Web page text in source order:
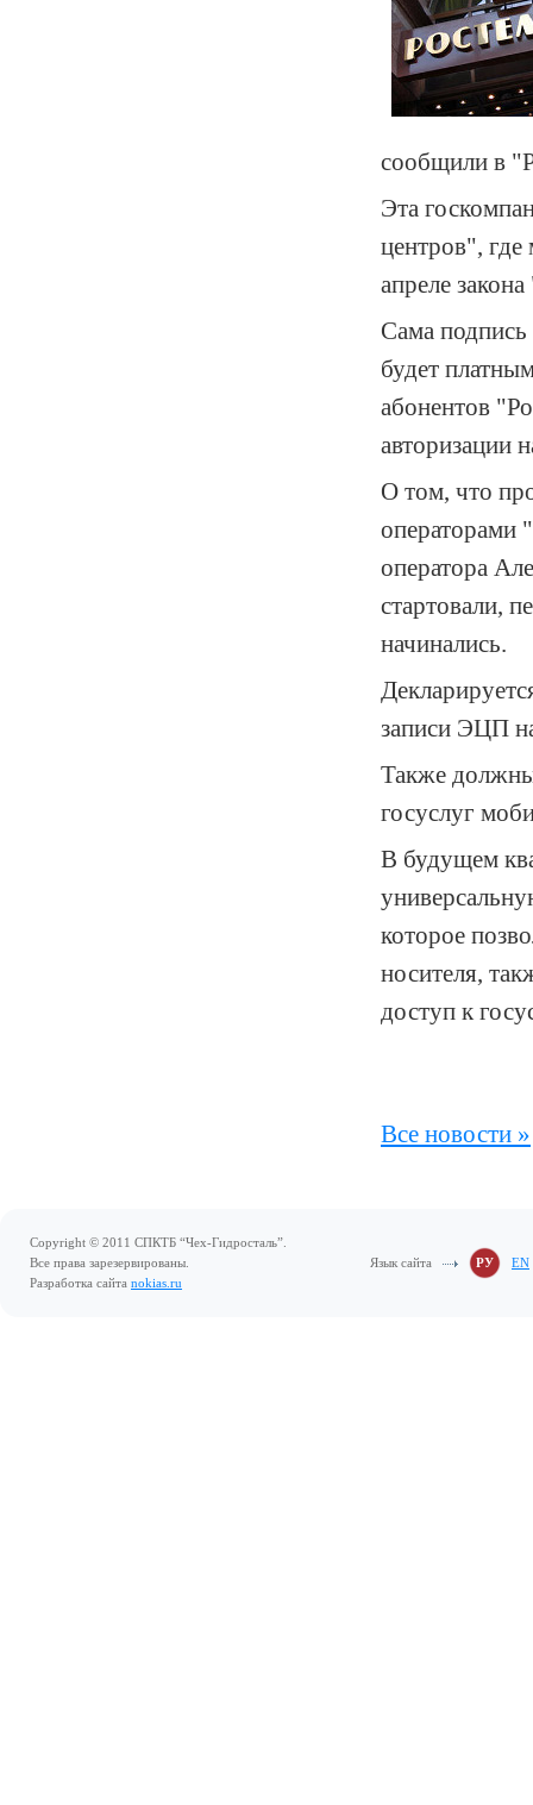
сообщили в
Эта
центров",
апреле
Сама подпись
будет
абонентов
авторизации
О том, что
операторами
оператора
стартовали,
начинались.
записи ЭЦП
Также
госуслуг
В будущем
которое
носителя,
доступ к
Все новости »
Copyright © 2011 СПКТБ “Чех-Гидросталь”.
Все права зарезервированы.
Разработка сайта nokias.ru
Язык сайта РУ EN